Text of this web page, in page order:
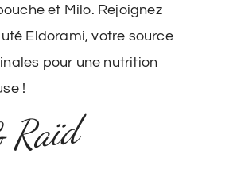
et Milo. Rejoignez
Eldorami, votre source
pour une nutrition
!
Raïd